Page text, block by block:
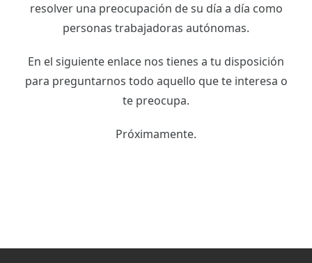
resolver una preocupación de su día a día como
personas trabajadoras autónomas.
En el siguiente enlace nos tienes a tu disposición
para preguntarnos todo aquello que te interesa o
te preocupa.
Próximamente.